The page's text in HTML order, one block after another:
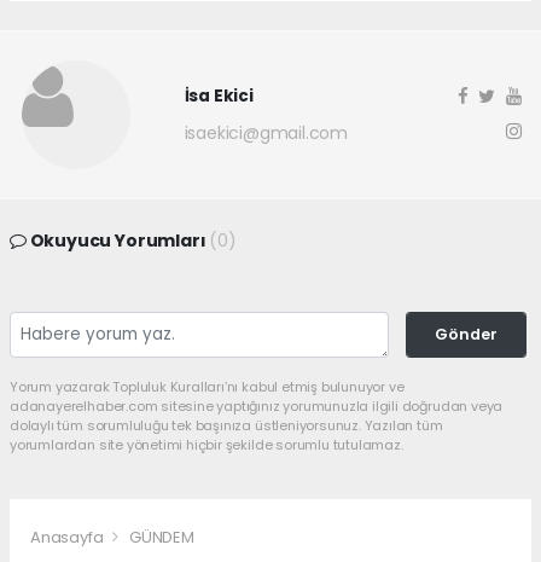
İsa Ekici
isaekici@gmail.com
Okuyucu Yorumları (0)
Gönder
Yorum yazarak Topluluk Kuralları’nı kabul etmiş bulunuyor ve
adanayerelhaber.com sitesine yaptığınız yorumunuzla ilgili doğrudan veya
dolaylı tüm sorumluluğu tek başınıza üstleniyorsunuz. Yazılan tüm
yorumlardan site yönetimi hiçbir şekilde sorumlu tutulamaz.
Anasayfa GÜNDEM